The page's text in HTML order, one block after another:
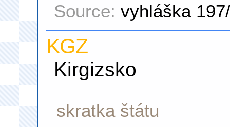
Source: vyhláška
KGZ
Kirgizsko
skratka štátu